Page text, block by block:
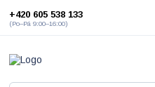
+420 605 538 133
(Po–Pá 9:00–16:00)